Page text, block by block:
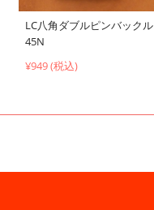
LC八角ダブルピンバックル
45N
¥949 (税込)